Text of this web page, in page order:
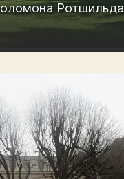
Ротшильда